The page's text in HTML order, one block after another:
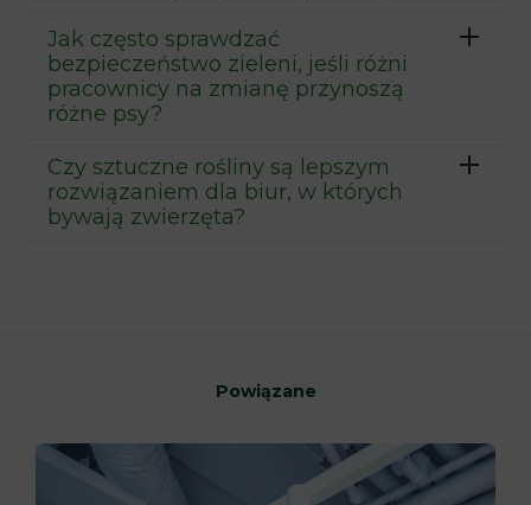
Jak często sprawdzać
bezpieczeństwo zieleni, jeśli różni
pracownicy na zmianę przynoszą
różne psy?
Czy sztuczne rośliny są lepszym
rozwiązaniem dla biur, w których
bywają zwierzęta?
Powiązane